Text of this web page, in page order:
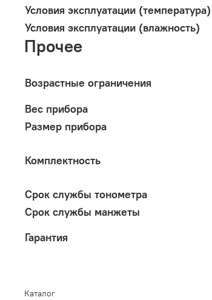
Условия эксплуатации (температура)
Условия эксплуатации (влажность)
Прочее
Возрастные ограничения
Вес прибора
Размер прибора
Комплектность
Срок службы тонометра
Срок службы манжеты
Гарантия
Каталог